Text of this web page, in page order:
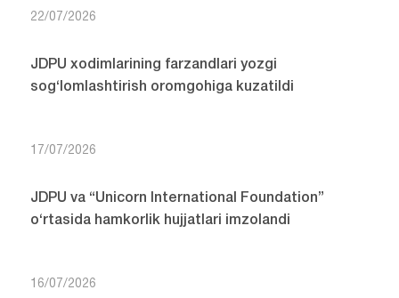
22/07/2026
JDPU xodimlarining farzandlari yozgi
sog‘lomlashtirish oromgohiga kuzatildi
17/07/2026
JDPU va “Unicorn International Foundation”
o‘rtasida hamkorlik hujjatlari imzolandi
16/07/2026